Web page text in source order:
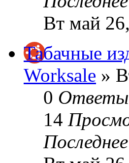
Вт май
Табачные
Worksale »
0 Ответы
14